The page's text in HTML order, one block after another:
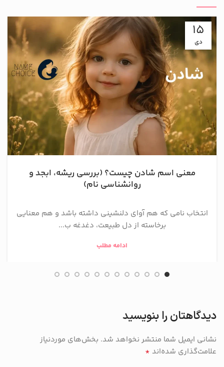
15
دی
معنی اسم شادن چیست؟ (بررسی ریشه، ابجد و
روانشناسی نام)
انتخاب نامی که هم آوای دلنشینی داشته باشد و هم معنایی
برخاسته از دل طبیعت، دغدغه ب...
ادامه مطلب
دیدگاهتان را بنویسید
نشانی ایمیل شما منتشر نخواهد شد. بخش‌های موردنیاز
علامت‌گذاری شده‌اند *